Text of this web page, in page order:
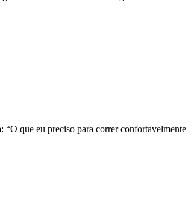
“O que eu preciso para correr confortavelmente